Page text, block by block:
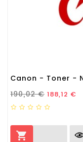
Canon - Toner -
Prezzo Standard
190,02 € Prezzo
188,12 €
